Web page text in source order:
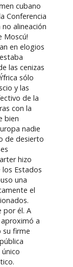
cubano
Conferencia
alineación
Moscú!
en elogios
las cenizas
sólo
y las
de la
con la
bien
nadie
de desierto
hizo
Estados
una
el
por él. A
a
su firme